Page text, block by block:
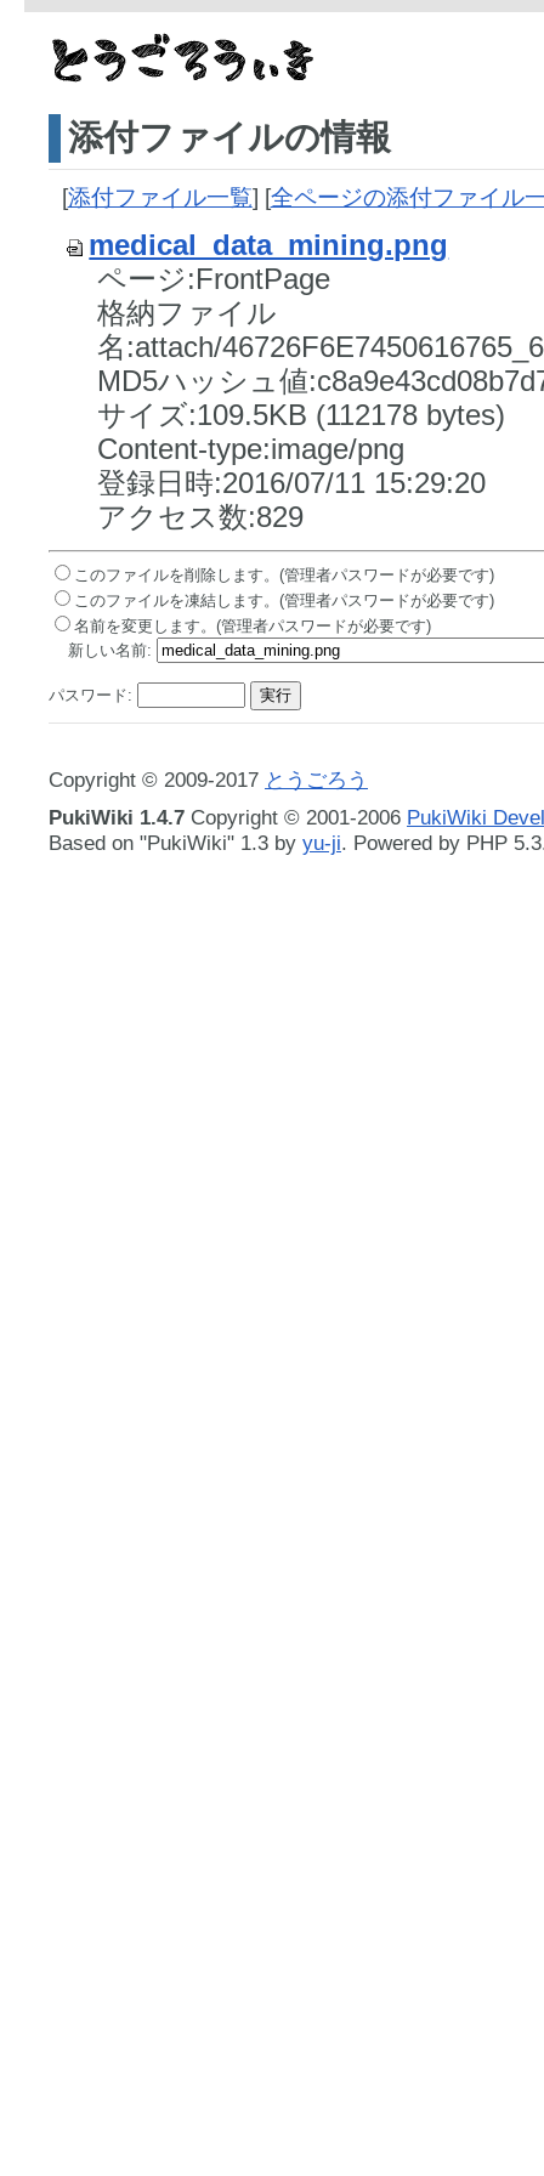
添付ファイルの情報
[添付ファイル一覧] [全ページの添付ファイル
medical_data_mining.png
ページ:FrontPage
格納ファイル
名:attach/
MD5ハッシュ値
サイズ:109.5KB (112178 bytes)
Content-type:image/png
登録日時:2016/07/11 15:29:20
アクセス数:829
このファイルを削除します。(管理者パスワードが必要です)
このファイルを凍結します。(管理者パスワードが必要です)
名前を変更します。(管理者パスワードが必要です)
新しい名前:
パスワード:
Copyright © 2009-2017 とうごろう
PukiWiki 1.4.7 Copyright © 2001-2006 PukiWiki
Based on "PukiWiki" 1.3 by yu-ji. Powered by PHP